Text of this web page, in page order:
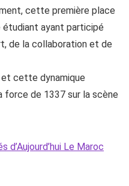
cette première place
étudiant ayant participé
de la collaboration et de
cette dynamique
force de 1337 sur la scène
Le Maroc